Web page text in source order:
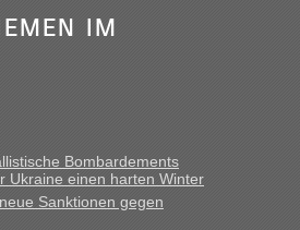
wenn die Frau mit dabei ist.
schließlich immer unter
sich nur sagen dass das privat ist
willst. So lange das nicht
im
Bombardements
Ukraine einen harten Winter
Sanktionen gegen